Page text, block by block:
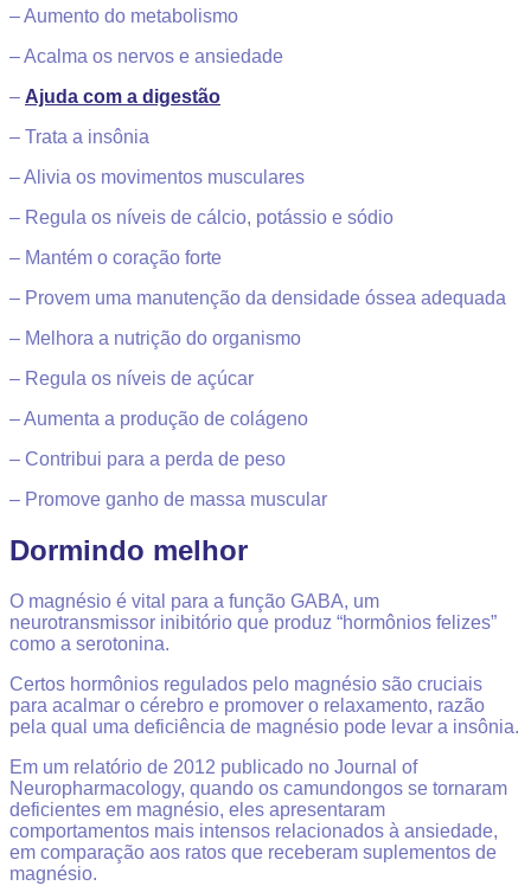
– Aumento do metabolismo
– Acalma os nervos e ansiedade
– Ajuda com a digestão
– Trata a insônia
– Alivia os movimentos musculares
– Regula os níveis de cálcio, potássio e sódio
– Mantém o coração forte
– Provem uma manutenção da densidade óssea adequada
– Melhora a nutrição do organismo
– Regula os níveis de açúcar
– Aumenta a produção de colágeno
– Contribui para a perda de peso
– Promove ganho de massa muscular
Dormindo melhor
O magnésio é vital para a função GABA, um
neurotransmissor inibitório que produz “hormônios felizes”
como a serotonina.
Certos hormônios regulados pelo magnésio são cruciais
para acalmar o cérebro e promover o relaxamento, razão
pela qual uma deficiência de magnésio pode levar a insônia.
Em um relatório de 2012 publicado no Journal of
Neuropharmacology, quando os camundongos se tornaram
deficientes em magnésio, eles apresentaram
comportamentos mais intensos relacionados à ansiedade,
em comparação aos ratos que receberam suplementos de
magnésio.